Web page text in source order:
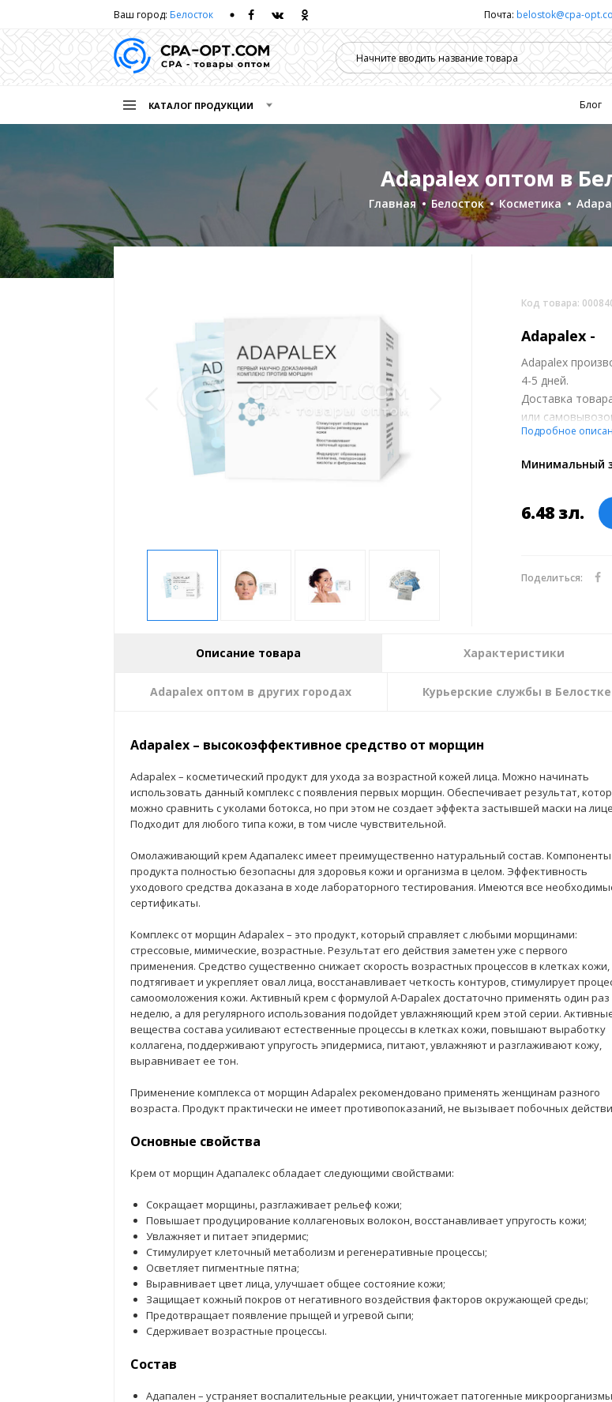
Ваш город: Белосток Почта: belostok@cpa-
КАТАЛОГ ПРОДУКЦИИ Блог
Главная Белосток Косметика
Adapalex оптом в
Код товара:
Adapalex -
Adapalex
4-5 дней.
Доставка
или
обсуждении
курсу ЦБ РФ на
Подробное
Минимальный
6.48 зл.
Поделиться:
Описание товара Характеристики
Adapalex оптом в других городах Курьерские службы в Белостке
Adapalex – высокоэффективное средство от морщин
Adapalex – косметический продукт для ухода за возрастной кожей лица. Можно начинать
использовать данный комплекс с появления первых морщин. Обеспечивает результат,
можно сравнить с уколами ботокса, но при этом не создает эффекта застывшей маски на
Подходит для любого типа кожи, в том числе чувствительной.
Омолаживающий крем Адапалекс имеет преимущественно натуральный состав. Компоненты
продукта полностью безопасны для здоровья кожи и организма в целом. Эффективность
уходового средства доказана в ходе лабораторного тестирования. Имеются все
сертификаты.
Комплекс от морщин Adapalex – это продукт, который справляет с любыми морщинами:
стрессовые, мимические, возрастные. Результат его действия заметен уже с первого
применения. Средство существенно снижает скорость возрастных процессов в клетках кожи,
подтягивает и укрепляет овал лица, восстанавливает четкость контуров, стимулирует
самоомоложения кожи. Активный крем с формулой A-Dapalex достаточно применять один раз
неделю, а для регулярного использования подойдет увлажняющий крем этой серии.
вещества состава усиливают естественные процессы в клетках кожи, повышают выработку
коллагена, поддерживают упругость эпидермиса, питают, увлажняют и разглаживают кожу,
выравнивает ее тон.
Применение комплекса от морщин Adapalex рекомендовано применять женщинам разного
возраста. Продукт практически не имеет противопоказаний, не вызывает побочных
Основные свойства
Крем от морщин Адапалекс обладает следующими свойствами:
Сокращает морщины, разглаживает рельеф кожи;
Повышает продуцирование коллагеновых волокон, восстанавливает упругость кожи;
Увлажняет и питает эпидермис;
Стимулирует клеточный метаболизм и регенеративные процессы;
Осветляет пигментные пятна;
Выравнивает цвет лица, улучшает общее состояние кожи;
Защищает кожный покров от негативного воздействия факторов окружающей среды;
Предотвращает появление прыщей и угревой сыпи;
Сдерживает возрастные процессы.
Состав
Адапален – устраняет воспалительные реакции, уничтожает патогенные